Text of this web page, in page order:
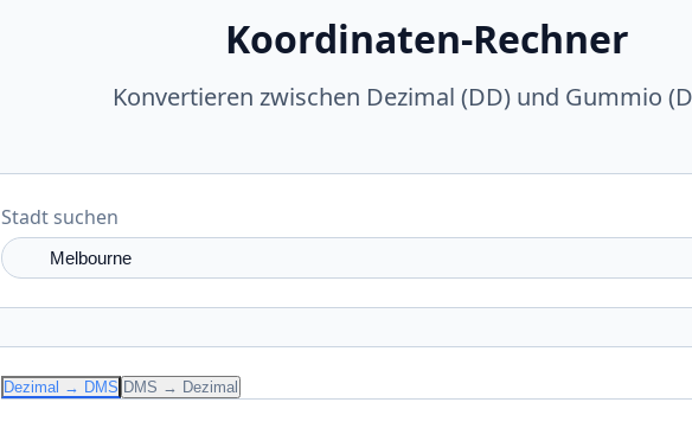
Koordinaten-Rechner
Konvertieren zwischen Dezimal (DD) und Gummio
Stadt suchen
Dezimal → DMS DMS → Dezimal